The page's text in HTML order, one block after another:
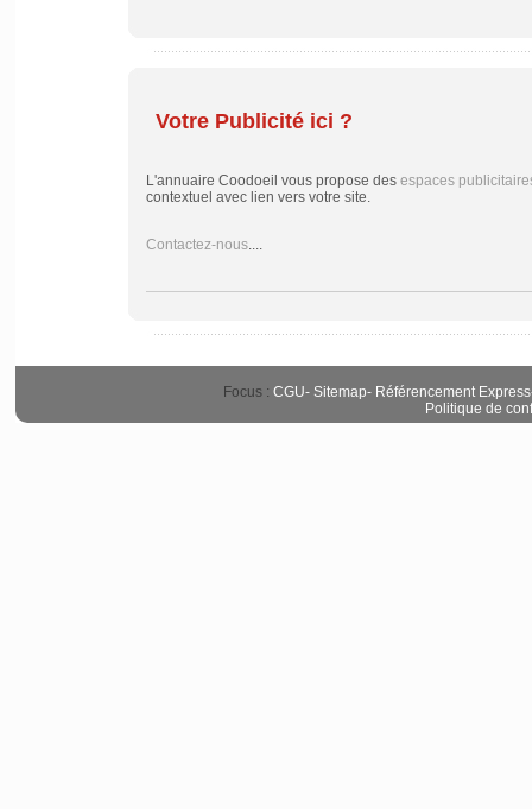
Votre Publicité ici ?
L'annuaire Coodoeil vous propose des espaces
contextuel avec lien vers votre site.
Contactez-nous....
Focus : CGU- Sitemap- Référencement Express
Politique de